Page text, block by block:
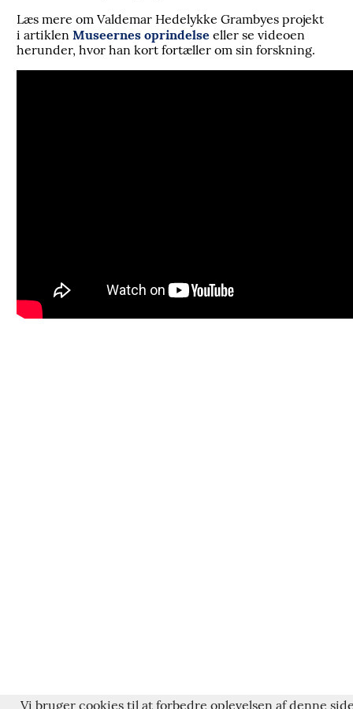
Læs mere om Valdemar Hedelykke Grambyes projekt
i artiklen Museernes oprindelse eller se videoen
herunder, hvor han kort fortæller om sin forskning.
Vi bruger cookies til at forbedre oplevelsen af denne